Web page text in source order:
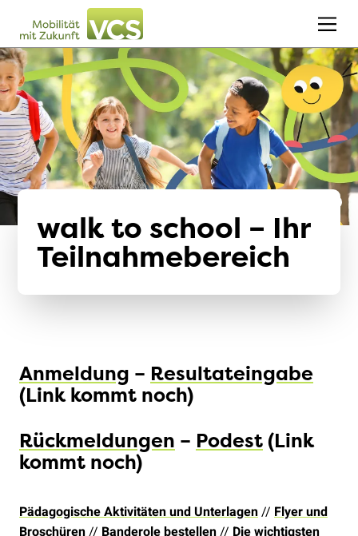
walk to school – Ihr
Teilnahmebereich
Anmeldung – Resultateingabe
(Link kommt noch)
Rückmeldungen – Podest(Link
kommt noch)
Pädagogische Aktivitäten und Unterlagen// Flyer und
Broschüren// Banderole bestellen// Die wichtigsten